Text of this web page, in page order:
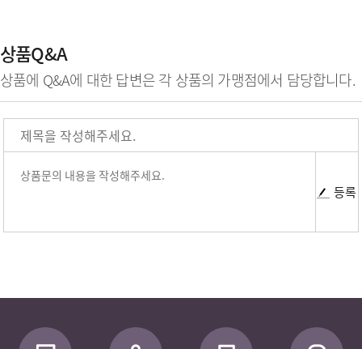
상품Q&A
상품에 Q&A에 대한 답변은 각 상품의 가맹점에서 담당합니다.
등록